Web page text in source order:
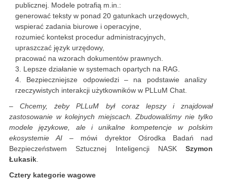
publicznej. Modele potrafią m.in.:
generować teksty w ponad 20 gatunkach urzędowych,
wspierać zadania biurowe i operacyjne,
rozumieć kontekst procedur administracyjnych,
upraszczać język urzędowy,
pracować na wzorach dokumentów prawnych.
Lepsze działanie w systemach opartych na RAG.
Bezpieczniejsze odpowiedzi – na podstawie analizy
rzeczywistych interakcji użytkowników w PLLuM Chat.
– Chcemy, żeby PLLuM był coraz lepszy i znajdował
zastosowanie w kolejnych miejscach. Zbudowaliśmy nie tylko
modele językowe, ale i unikalne kompetencje w polskim
ekosystemie AI – mówi dyrektor Ośrodka Badań nad
Bezpieczeństwem Sztucznej Inteligencji NASK Szymon
Łukasik
Cztery kategorie wagowe